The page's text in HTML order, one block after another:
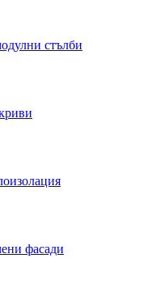
стълби
фасади